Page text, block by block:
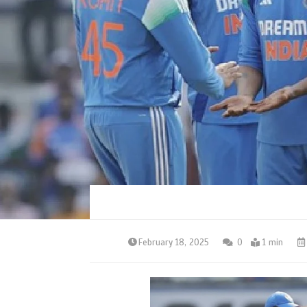
February 18, 2025 0 1 min